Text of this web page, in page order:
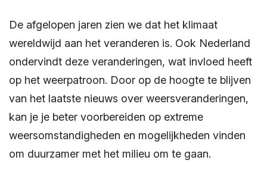
De afgelopen jaren zien we dat het klimaat
wereldwijd aan het veranderen is. Ook Nederland
ondervindt deze veranderingen, wat invloed heeft
op het weerpatroon. Door op de hoogte te blijven
van het laatste nieuws over weersveranderingen,
kan je je beter voorbereiden op extreme
weersomstandigheden en mogelijkheden vinden
om duurzamer met het milieu om te gaan.